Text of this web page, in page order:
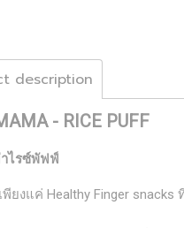
description
- RICE PUFF
ไรซ์พัฟฟ์
พียงแค่ Healthy Finger snacks